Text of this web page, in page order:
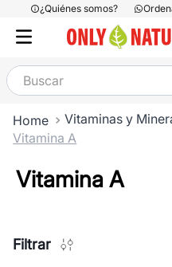
¿Quiénes somos?
Buscar
Vitaminas y
Vitamina A
Vitamina A
Filtrar